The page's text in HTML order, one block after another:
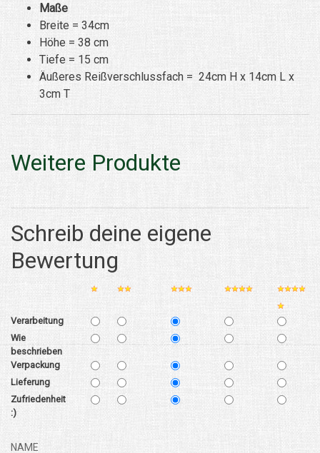
Maße
Breite = 34cm
Höhe = 38 cm
Tiefe = 15 cm
Äußeres Reißverschlussfach = 24cm H x 14cm L x
3cm T
Weitere Produkte
Schreib deine eigene
Bewertung
Verarbeitung
Wie
beschrieben
Verpackung
Lieferung
Zufriedenheit
:)
NAME